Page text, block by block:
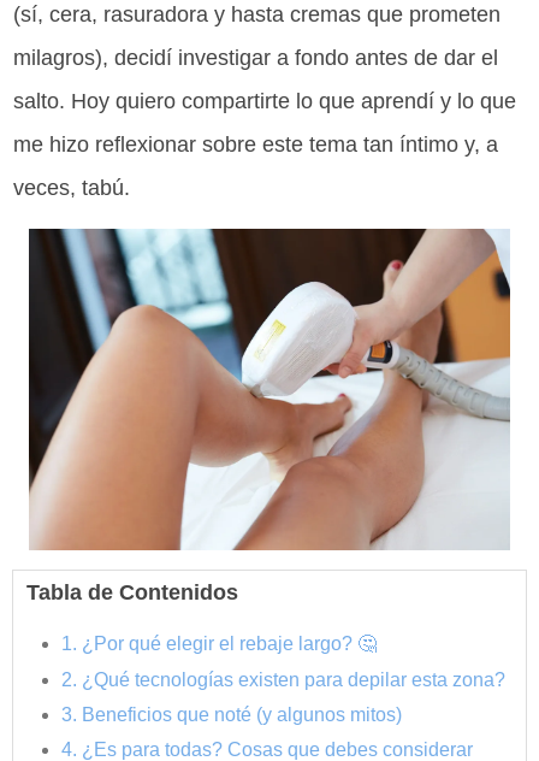
(sí, cera, rasuradora y hasta cremas que prometen
milagros), decidí investigar a fondo antes de dar el
salto. Hoy quiero compartirte lo que aprendí y lo que
me hizo reflexionar sobre este tema tan íntimo y, a
veces, tabú.
Tabla de Contenidos
1. ¿Por qué elegir el rebaje largo? 🤔
2. ¿Qué tecnologías existen para depilar esta zona?
3. Beneficios que noté (y algunos mitos)
4. ¿Es para todas? Cosas que debes considerar